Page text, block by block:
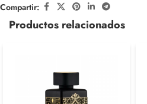
Compartir:
Productos relacionados